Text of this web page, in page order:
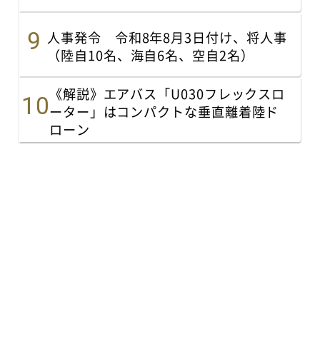
人事発令 令和8年8月3日付け、将人事
（陸自10名、海自6名、空自2名）
《解説》エアバス「U030フレックスロ
ーター」はコンパクトな垂直離着陸ド
ローン